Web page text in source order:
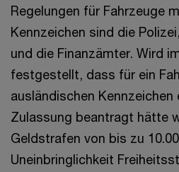
Regelungen für Fahrzeuge
Kennzeichen sind die
und die Finanzämter. Wird
festgestellt, dass für ein
ausländischen Kennzeichen
Zulassung beantragt hätte
Geldstrafen von bis zu
Uneinbringlichkeit